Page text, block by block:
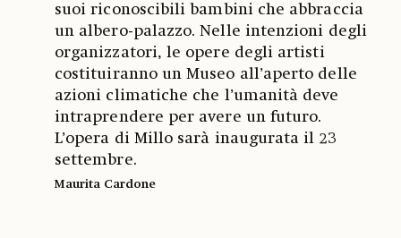
suoi riconoscibili bambini che abbraccia
un albero-palazzo. Nelle intenzioni degli
organizzatori, le opere degli artisti
costituiranno un Museo all’aperto delle
azioni climatiche che l’umanità deve
intraprendere per avere un futuro.
L’opera di Millo sarà inaugurata il 23
settembre.
Maurita Cardone